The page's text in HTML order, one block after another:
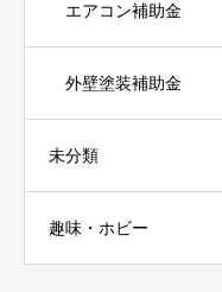
エアコン補助金
外壁塗装補助金
未分類
趣味・ホビー